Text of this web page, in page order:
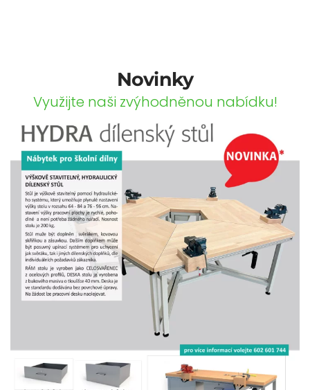
Novinky
Využijte naši zvýhodněnou nabídku!